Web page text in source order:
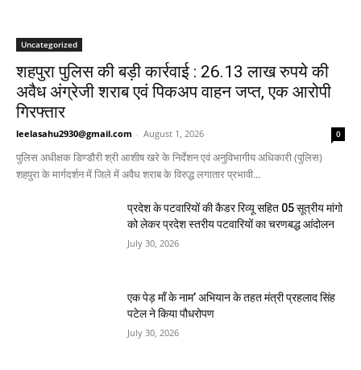
Uncategorized
शहपुरा पुलिस की बड़ी कार्रवाई : 26.13 लाख रुपये की
अवैध अंग्रेजी शराब एवं पिकअप वाहन जप्त, एक आरोपी
गिरफ्तार
leelasahu2930@gmail.com - August 1, 2026 0
पुलिस अधीक्षक डिण्डौरी श्री आशीष खरे के निर्देशन एवं अनुविभागीय अधिकारी (पुलिस)
शहपुरा के मार्गदर्शन में जिले में अवैध शराब के विरुद्ध लगातार प्रभावी...
प्रदेश के पटवारियों की कैडर रिव्यू सहित 05 सूत्रीय मांगो
को लेकर प्रदेश स्तरीय पटवारियों का चरणबद्ध आंदोलन
July 30, 2026
एक पेड़ माँ के नाम’ अभियान के तहत मंत्री प्रहलाद सिंह
पटेल ने किया पौधरोपण
July 30, 2026